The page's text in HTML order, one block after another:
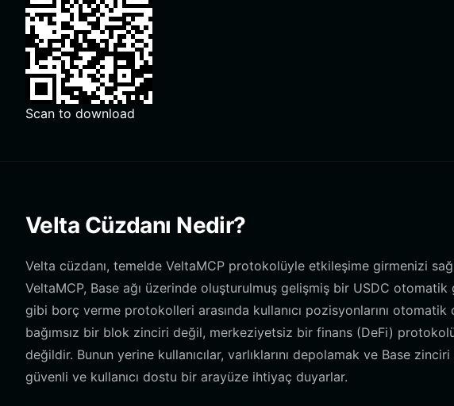
Scan to download
Velta Cüzdanı Nedir?
Velta cüzdanı, temelde VeltaMCP protokolüyle etkileşime girmenizi
VeltaMCP, Base ağı üzerinde oluşturulmuş gelişmiş bir USDC
gibi borç verme protokolleri arasında kullanıcı pozisyonlarını
bağımsız bir blok zinciri değil, merkeziyetsiz bir finans (DeFi)
değildir. Bunun yerine kullanıcılar, varlıklarını depolamak ve Base
güvenli ve kullanıcı dostu bir arayüze ihtiyaç duyarlar.